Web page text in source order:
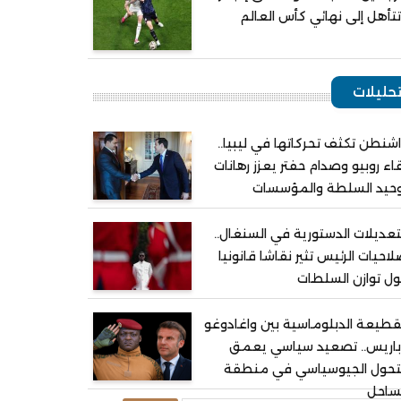
إلى نهائي كأس العالم
تحليلات
تكثف تحركاتها في ليبيا..
روبيو وصدام حفتر يعزز رهانات
السلطة والمؤسسات
الدستورية في السنغال..
الرئيس تثير نقاشا قانونيا
توازن السلطات
الدبلوماسية بين واغادوغو
تصعيد سياسي يعمق
الجيوسياسي في منطقة